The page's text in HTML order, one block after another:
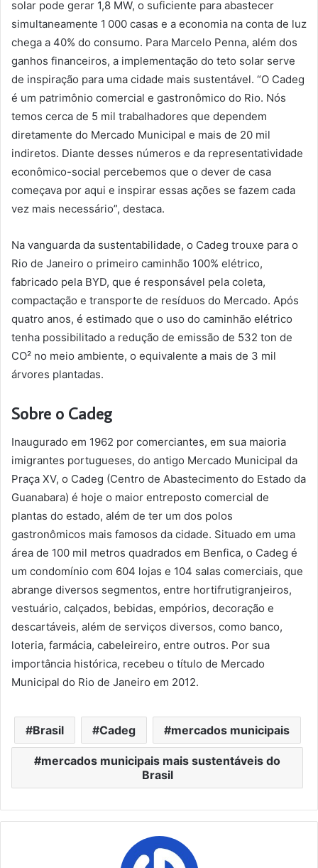
solar pode gerar 1,8 MW, o suficiente para abastecer
simultaneamente 1 000 casas e a economia na conta de luz
chega a 40% do consumo. Para Marcelo Penna, além dos
ganhos financeiros, a implementação do teto solar serve
de inspiração para uma cidade mais sustentável. “O Cadeg
é um patrimônio comercial e gastronômico do Rio. Nós
temos cerca de 5 mil trabalhadores que dependem
diretamente do Mercado Municipal e mais de 20 mil
indiretos. Diante desses números e da representatividade
econômico-social percebemos que o dever de casa
começava por aqui e inspirar essas ações se fazem cada
vez mais necessário”, destaca.
Na vanguarda da sustentabilidade, o Cadeg trouxe para o
Rio de Janeiro o primeiro caminhão 100% elétrico,
fabricado pela BYD, que é responsável pela coleta,
compactação e transporte de resíduos do Mercado. Após
quatro anos, é estimado que o uso do caminhão elétrico
tenha possibilitado a redução de emissão de 532 ton de
CO² no meio ambiente, o equivalente a mais de 3 mil
árvores plantadas.
Sobre o Cadeg
Inaugurado em 1962 por comerciantes, em sua maioria
imigrantes portugueses, do antigo Mercado Municipal da
Praça XV, o Cadeg (Centro de Abastecimento do Estado da
Guanabara) é hoje o maior entreposto comercial de
plantas do estado, além de ter um dos polos
gastronômicos mais famosos da cidade. Situado em uma
área de 100 mil metros quadrados em Benfica, o Cadeg é
um condomínio com 604 lojas e 104 salas comerciais, que
abrange diversos segmentos, entre hortifrutigranjeiros,
vestuário, calçados, bebidas, empórios, decoração e
descartáveis, além de serviços diversos, como banco,
loteria, farmácia, cabeleireiro, entre outros. Por sua
importância histórica, recebeu o título de Mercado
Municipal do Rio de Janeiro em 2012.
Brasil Cadeg mercados municipais
mercados municipais mais sustentáveis do
Brasil